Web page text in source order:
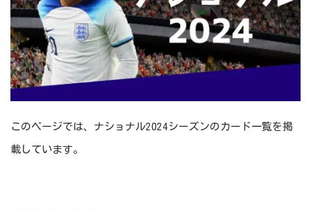
このページでは、ナショナル2024シーズンのカード一覧を掲
載しています。